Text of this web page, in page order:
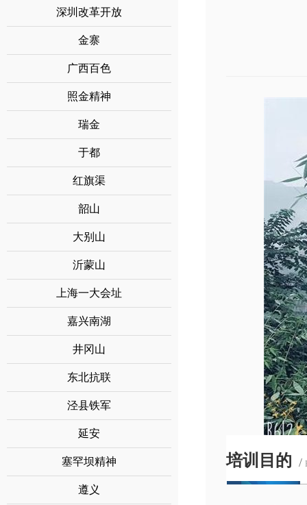
深圳改革开放
金寨
广西百色
照金精神
瑞金
于都
红旗渠
韶山
大别山
沂蒙山
上海一大会址
嘉兴南湖
井冈山
东北抗联
泾县铁军
延安
塞罕坝精神
遵义
培训目的 /